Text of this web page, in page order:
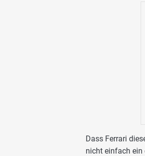
Dass Ferrari
nicht einfach ein